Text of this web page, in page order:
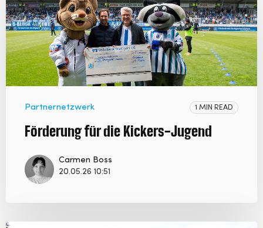
Partnernetzwerk 1 MIN READ
Förderung für die Kickers-Jugend
Carmen Boss
20.05.26 10:51